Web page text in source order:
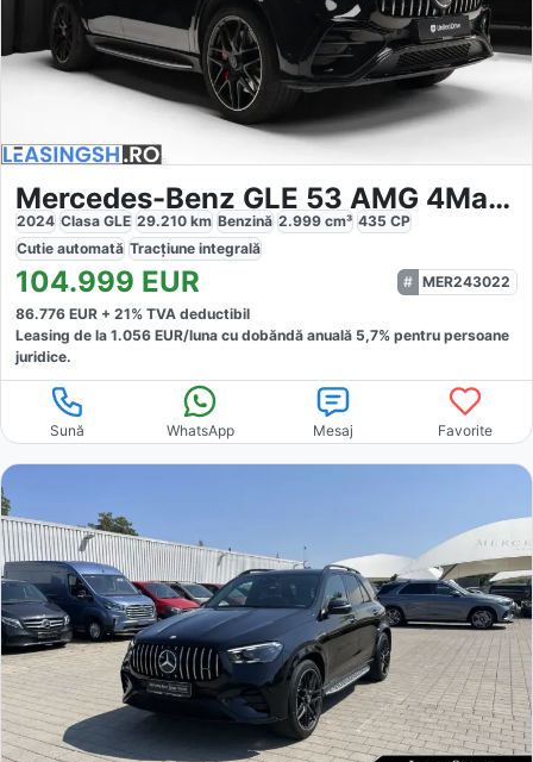
Mercedes-Benz GLE 53 AMG 4Matic
2024 Clasa GLE 29.210 km Benzină 2.999 cm³ 435 CP
Cutie automată Tracțiune integrală
104.999 EUR
MER243022
86.776 EUR + 21% TVA deductibil
Leasing de la 1.056 EUR/luna cu dobăndă anuală 5,7% pentru persoane
juridice.
Sună WhatsApp Mesaj Favorite